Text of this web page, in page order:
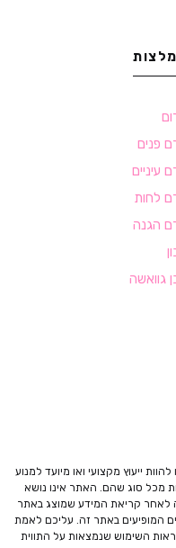
פנים
עיניים
לחות
הגנה
גוואשה
ייעוץ מקצועי ואו מיועד למנוע
מכל סוג שהם. האתר אינו נושא
לאחר קריאת המידע שמוצג באתר
המופיעים באתר זה. עליכם לאמת
השימוש שנמצאות על התווית